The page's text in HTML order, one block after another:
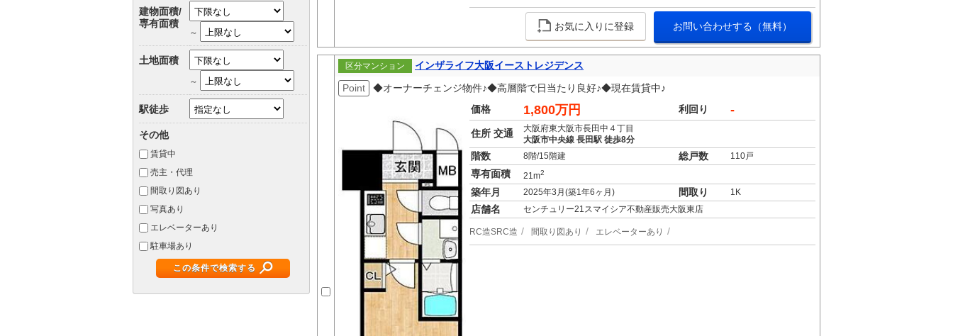
お気に入りに登録 お問い合わせする（無料）
区分マンション
インザライフ大阪イーストレジデンス
Point
◆オーナーチェンジ物件♪◆高層階で日当たり良好♪◆現在賃貸中♪
価格
1,800万円 利回り -
住所 交通
大阪府東大阪市長田中４丁目
大阪市中央線 長田駅 徒歩8分
階数 8階/15階建 総戸数 110戸
専有面積 21m2
築年月 2025年3月(築1年6ヶ月) 間取り 1K
店舗名 センチュリー21スマイシア不動産販売大阪東店
RC造SRC造 間取り図あり エレベーターあり
建物面積/
専有面積
～
土地面積
～
駅徒歩
その他
賃貸中
売主・代理
間取り図あり
写真あり
エレベーターあり
駐車場あり
この条件で検索する